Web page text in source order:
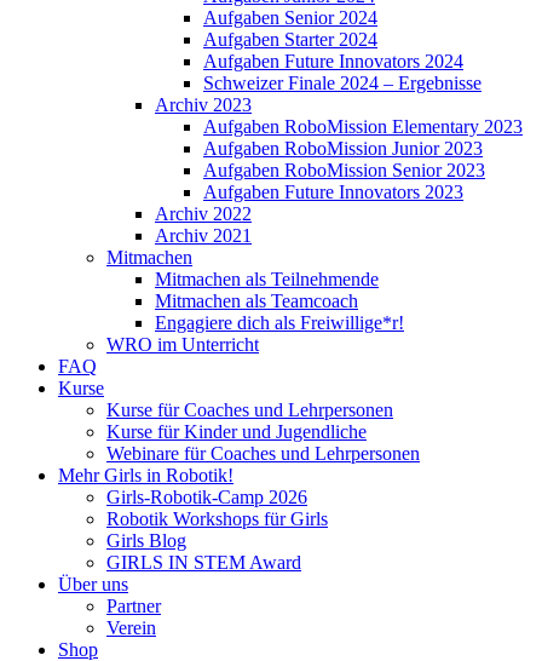
Aufgaben Senior 2024
Aufgaben Starter 2024
Aufgaben Future Innovators 2024
Schweizer Finale 2024 – Ergebnisse
Archiv 2023
Aufgaben RoboMission Elementary 2023
Aufgaben RoboMission Junior 2023
Aufgaben RoboMission Senior 2023
Aufgaben Future Innovators 2023
Archiv 2022
Archiv 2021
Mitmachen
Mitmachen als Teilnehmende
Mitmachen als Teamcoach
Engagiere dich als Freiwillige*r!
WRO im Unterricht
FAQ
Kurse
Kurse für Coaches und Lehrpersonen
Kurse für Kinder und Jugendliche
Webinare für Coaches und Lehrpersonen
Mehr Girls in Robotik!
Girls-Robotik-Camp 2026
Robotik Workshops für Girls
Girls Blog
GIRLS IN STEM Award
Über uns
Partner
Verein
Shop